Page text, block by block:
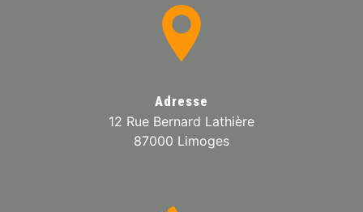
Adresse
12 Rue Bernard Lathière
87000 Limoges